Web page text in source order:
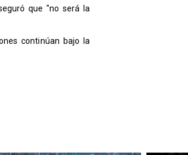
que "no será la
continúan bajo la